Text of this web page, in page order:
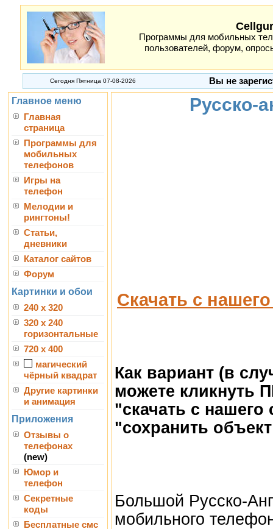
Программы для мобильных
пользователей, форум,
Сегодня Пятница 07-08-2026 Вы не
Главное меню
Главная
страница
Программы для
мобильных
телефонов
Игры на
телефон
Мелодии и
рингтоны!
Статьи,
дневники
Каталог сайтов
Форум
Картинки и обои
240 x 320
320 x 240
горизонтальные
720 x 400
магический
чёрный квадрат
Другие картинки
и анимация
Приложения
Отзывы о
телефонах
(new)
Юмор и
телефон
Секретные
коды
Бесплатные смс
Русско-
Скачать с
Как вариант (в
можете кликнуть
"скачать с
"сохранить
Большой Русско-
мобильного